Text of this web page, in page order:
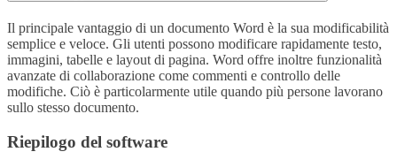
Il principale vantaggio di un documento Word è la sua modificabilità
semplice e veloce. Gli utenti possono modificare rapidamente testo,
immagini, tabelle e layout di pagina. Word offre inoltre funzionalità
avanzate di collaborazione come commenti e controllo delle
modifiche. Ciò è particolarmente utile quando più persone lavorano
sullo stesso documento.
Riepilogo del software